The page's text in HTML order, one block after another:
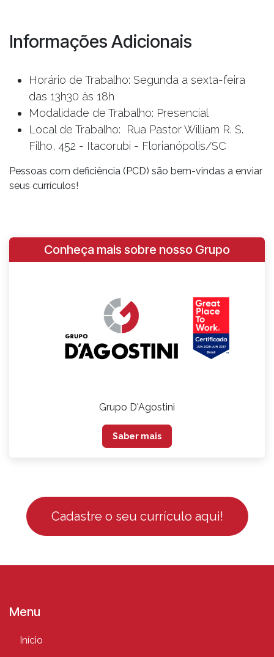
Informações Adicionais
Horário de Trabalho: Segunda a sexta-feira
das 13h30 às 18h
Modalidade de Trabalho: Presencial
Local de Trabalho: Rua Pastor William R. S.
Filho, 452 - Itacorubi - Florianópolis/SC
Pessoas com deficiência (PCD) são bem-vindas a enviar
seus currículos!
Conheça mais sobre nosso Grupo
Grupo D'Agostini
Saber mais
Cadastre o seu currículo aqui!
Menu
Início